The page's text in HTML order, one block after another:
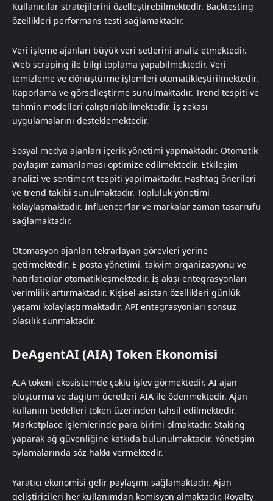
Kullanıcılar stratejilerini özelleştirebilmektedir. Backtesting
özellikleri performans testi sağlamaktadır.
Veri işleme ajanları büyük veri setlerini analiz etmektedir.
Web scraping ile bilgi toplama yapabilmektedir. Veri
temizleme ve dönüştürme işlemleri otomatikleştirilmektedir.
Raporlama ve görselleştirme sunulmaktadır. Trend tespiti ve
tahmin modelleri çalıştırılabilmektedir. İş zekası
uygulamalarını desteklemektedir.
Sosyal medya ajanları içerik yönetimi yapmaktadır. Otomatik
paylaşım zamanlaması optimize edilmektedir. Etkileşim
analizi ve sentiment tespiti yapılmaktadır. Hashtag önerileri
ve trend takibi sunulmaktadır. Topluluk yönetimi
kolaylaşmaktadır. Influencer’lar ve markalar zaman tasarrufu
sağlamaktadır.
Otomasyon ajanları tekrarlayan görevleri yerine
getirmektedir. E-posta yönetimi, takvim organizasyonu ve
hatırlatıcılar otomatikleşmektedir. İş akışı entegrasyonları
verimlilik artırmaktadır. Kişisel asistan özellikleri günlük
yaşamı kolaylaştırmaktadır. API entegrasyonları sonsuz
olasılık sunmaktadır.
DeAgentAI (AIA) Token Ekonomisi
AIA tokeni ekosistemde çoklu işlev görmektedir. AI ajan
oluşturma ve dağıtım ücretleri AIA ile ödenmektedir. Ajan
kullanım bedelleri token üzerinden tahsil edilmektedir.
Marketplace işlemlerinde para birimi olmaktadır. Staking
yaparak ağ güvenliğine katkıda bulunulmaktadır. Yönetişim
oylamalarında söz hakkı vermektedir.
Yaratıcı ekonomisi gelir paylaşımı sağlamaktadır. Ajan
geliştiricileri her kullanımdan komisyon almaktadır. Royalty